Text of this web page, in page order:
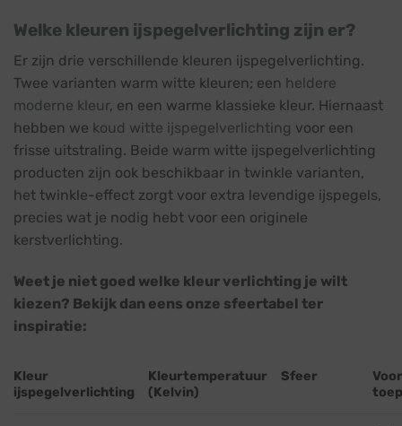
Welke kleuren ijspegelverlichting zijn er?
Er zijn drie verschillende kleuren ijspegelverlichting.
Twee varianten warm witte kleuren; een heldere
moderne kleur, en een warme klassieke kleur. Hiernaast
hebben we koud witte ijspegelverlichting voor een
frisse uitstraling. Beide warm witte ijspegelverlichting
producten zijn ook beschikbaar in twinkle varianten,
het twinkle-effect zorgt voor extra levendige ijspegels,
precies wat je nodig hebt voor een originele
kerstverlichting.
Weet je niet goed welke kleur verlichting je wilt
kiezen? Bekijk dan eens onze sfeertabel ter
inspiratie:
Kleur
ijspegelverlichting
Kleurtemperatuur
(Kelvin)
Sfeer